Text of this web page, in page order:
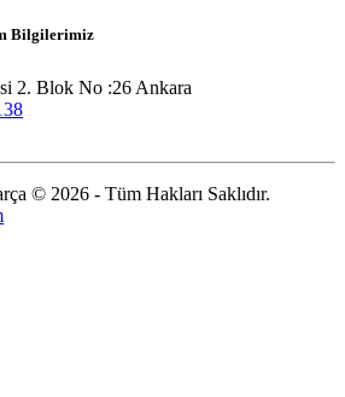
2. Blok No :26 Ankara
© 2026 - Tüm Hakları Saklıdır.